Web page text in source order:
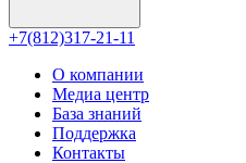
+7(812)317-21-11
О компании
Медиа центр
База знаний
Поддержка
Контакты